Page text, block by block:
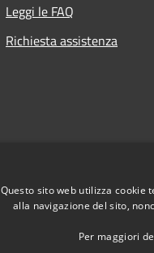
Leggi le FAQ
Richiesta assistenza
Questo sito web utilizza cookie
alla navigazione del sito,
Per maggiori